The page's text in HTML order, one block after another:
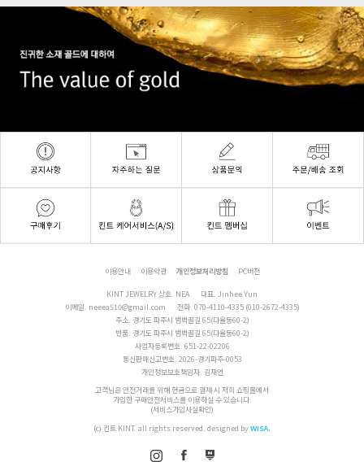
이용안내 이용약관 개인정보처리방침 PC버전
KINT JEWELRY 상호. NEA
대표. Jinhee Yun
이메일. neeea510@gmail.com 전화. 070-4110-4335 (010-2672-4335)
주소. 경기도 파주시 범벅골길 65(다율동60-2)
반품. 경기도 파주시 범벅골길 65(다율동60-2)
사업자등록번호. 651-22-02206
통신판매신고번호. 2026-경기파주-0053
개인정보보호책임자. 김재연
고객님은 안전거래를 위해 현금으로 결제 시 저희 쇼핑몰에서
가입한 구매안전서비스를 이용하실 수 있습니다.
(서비스가입사실확인)
(c) 킨트 KINT. all rights reserved. designed byWISA.